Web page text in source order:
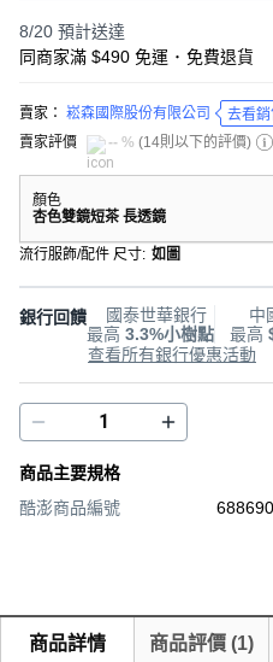
8/20 預計送達
同商家滿 $490 免運 ･ 免費退貨
賣家： 崧森國際股份有限公司
去看
賣家評價
-- % (14則以下的評價)
顏色
杏色雙鏡短茶 長透鏡
流行服飾/配件 尺寸: 如圖
銀行回饋
國泰世華銀行
最高 3.3%小樹點
中
最高
查看所有銀行優惠活動
商品主要規格
酷澎商品編號
商品詳情 商品評價 (1)